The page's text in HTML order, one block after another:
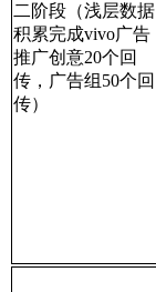
二阶段（浅层数据
积累完成vivo广告
推广创意20个回
传，广告组50个回
传）